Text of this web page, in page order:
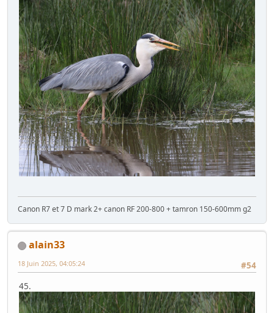
Canon R7 et 7 D mark 2+ canon RF 200-800 + tamron 150-600mm g2
alain33
#54
18 Juin 2025, 04:05:24
45.